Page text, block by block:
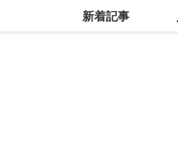
新着記事